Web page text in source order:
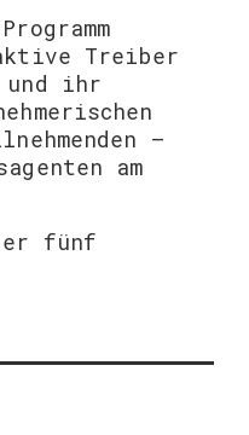
Treiber
und ihr
–
am
fünf